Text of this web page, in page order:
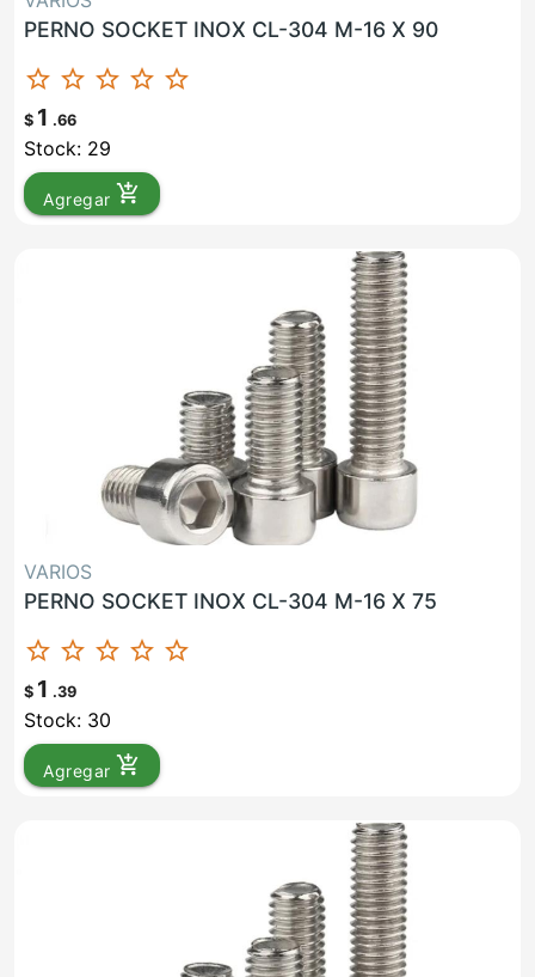
PERNO SOCKET INOX CL-304 M-16 X 90
star_border star_border star_border star_border star_border
$ 1 .66
Stock: 29
Agregar add_shopping_cart
VARIOS
PERNO SOCKET INOX CL-304 M-16 X 75
star_border star_border star_border star_border star_border
$ 1 .39
Stock: 30
Agregar add_shopping_cart